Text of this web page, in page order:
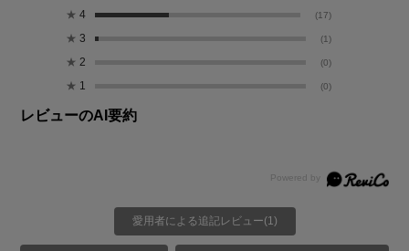
★ 4 (17)
★ 3 (1)
★ 2 (0)
★ 1 (0)
レビューのAI要約
愛用者による追記レビュー(1)